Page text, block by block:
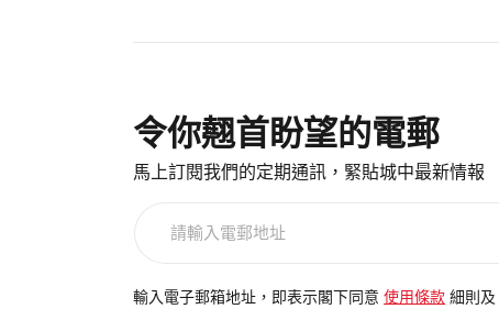
令你翹首盼望的電郵
馬上訂閱我們的定期通訊，緊貼城中最新情報
電
輸入電子郵箱地址，即表示閣下同意 使用條款 細則及